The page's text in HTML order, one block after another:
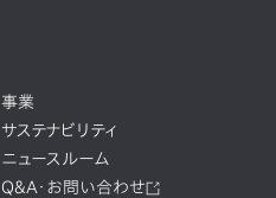
事業
サステナビリティ
ニュースルーム
Q&A・お問い合わせ